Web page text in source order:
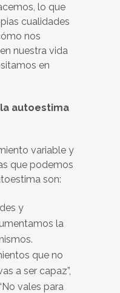
lo que
cualidades
nos
nuestra vida
en
autoestima
variable y
que podemos
son:
y
la
que no
a ser capaz”,
vales para